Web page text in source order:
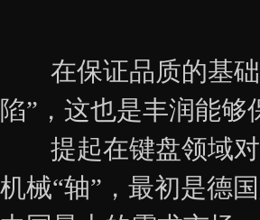
在保证品质的基础
陷”，这也是丰润能够
提起在键盘领域对
机械“轴”，最初是德